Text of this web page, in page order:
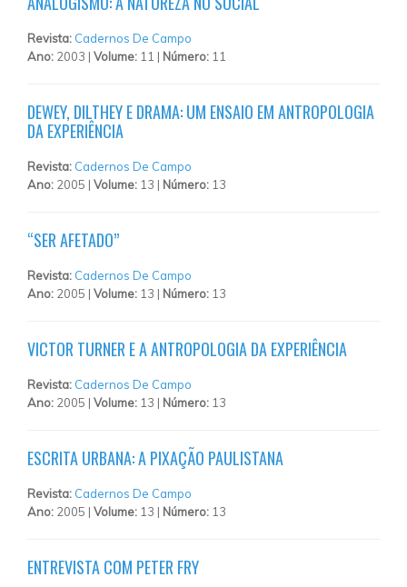
Revista: Cadernos De Campo
Ano: 2003 | Volume: 11 | Número: 11
DEWEY, DILTHEY E DRAMA: UM ENSAIO EM ANTROPOLOGIA
DA EXPERIÊNCIA
Revista: Cadernos De Campo
Ano: 2005 | Volume: 13 | Número: 13
“SER AFETADO”
Revista: Cadernos De Campo
Ano: 2005 | Volume: 13 | Número: 13
VICTOR TURNER E A ANTROPOLOGIA DA EXPERIÊNCIA
Revista: Cadernos De Campo
Ano: 2005 | Volume: 13 | Número: 13
ESCRITA URBANA: A PIXAÇÃO PAULISTANA
Revista: Cadernos De Campo
Ano: 2005 | Volume: 13 | Número: 13
ENTREVISTA COM PETER FRY